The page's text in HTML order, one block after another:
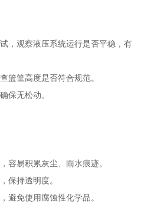
，观察液压系统运行是否平稳，有
篮筐高度是否符合规范。
保无松动。
容易积累灰尘、雨水痕迹。
保持透明度。
避免使用腐蚀性化学品。